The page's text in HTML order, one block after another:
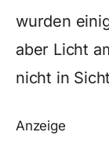
wurden
aber Licht
nicht in
Anzeige